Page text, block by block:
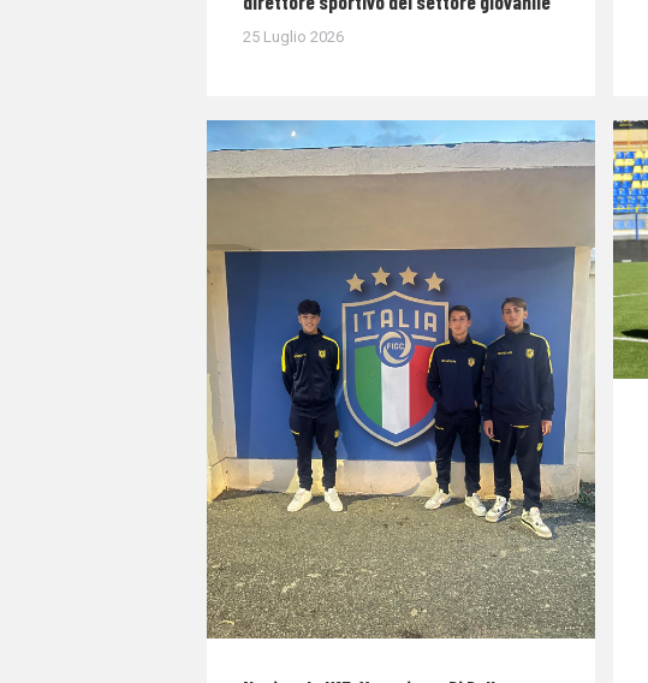
25 Luglio 2026